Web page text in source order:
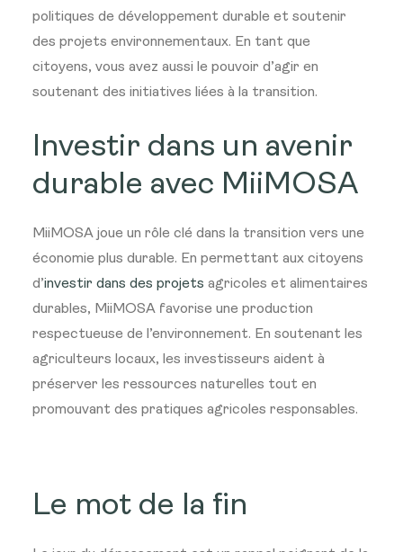
politiques de développement durable et soutenir
des projets environnementaux. En tant que
citoyens, vous avez aussi le pouvoir d’agir en
soutenant des initiatives liées à la transition.
Investir dans un avenir
durable avec MiiMOSA
MiiMOSA joue un rôle clé dans la transition vers une
économie plus durable. En permettant aux citoyens
d’investir dans des projets agricoles et alimentaires
durables, MiiMOSA favorise une production
respectueuse de l’environnement. En soutenant les
agriculteurs locaux, les investisseurs aident à
préserver les ressources naturelles tout en
promouvant des pratiques agricoles responsables.
Le mot de la fin